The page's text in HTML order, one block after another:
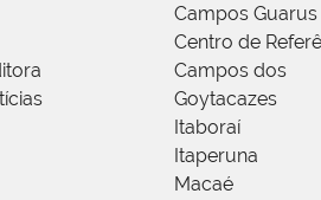
Campos Guarus
Centro de
Campos dos
Goytacazes
Itaboraí
Itaperuna
Macaé